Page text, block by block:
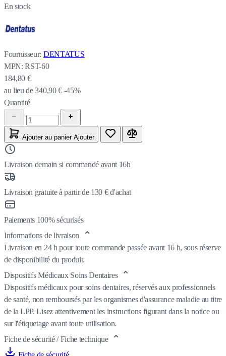
En stock
Fournisseur: DENTATUS
MPN: RST-60
184,80 €
au lieu de340,90 € -45%
Quantité
Ajouter au panier Ajouter
Livraison demain si commandé avant 16h
Livraison gratuite à partir de 130 € d'achat
Paiements 100% sécurisés
Informations de livraison
Livraison en 24 h pour toute commande passée avant 16 h, sous réserve
de disponibilité du produit.
Dispositifs Médicaux Soins Dentaires
Dispositifs médicaux pour soins dentaires, réservés aux professionnels
de santé, non remboursés par les organismes d'assurance maladie au titre
de la LPP. Lisez attentivement les instructions figurant dans la notice ou
sur l'étiquetage avant toute utilisation.
Fiche de sécurité / Fiche technique